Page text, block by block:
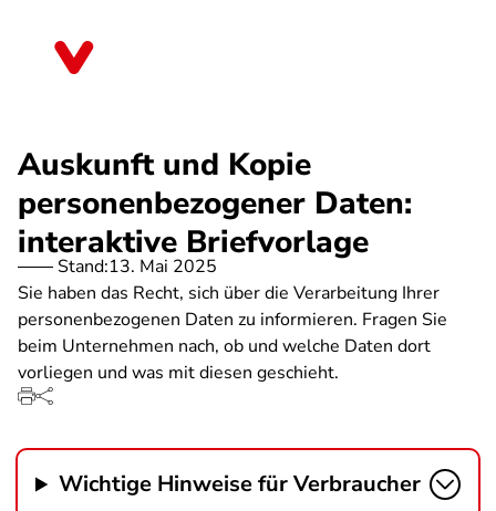
Auskunft und Kopie
personenbezogener Daten:
interaktive Briefvorlage
Stand:13. Mai 2025
Sie haben das Recht, sich über die Verarbeitung Ihrer
personenbezogenen Daten zu informieren. Fragen Sie
beim Unternehmen nach, ob und welche Daten dort
vorliegen und was mit diesen geschieht.
Wichtige Hinweise für Verbraucher